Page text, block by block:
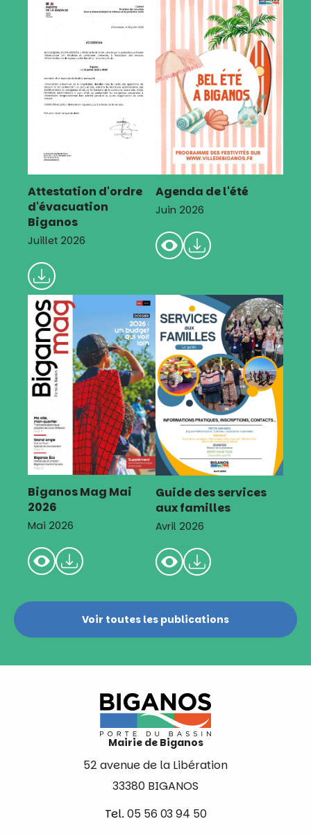
Attestation d'ordre
d'évacuation
Biganos
Juillet 2026
Agenda de l'été
Juin 2026
Biganos Mag Mai
2026
Mai 2026
Guide des services
aux familles
Avril 2026
Voir toutes les publications
Mairie de Biganos
52 avenue de la Libération
33380 BIGANOS
Tel. 05 56 03 94 50